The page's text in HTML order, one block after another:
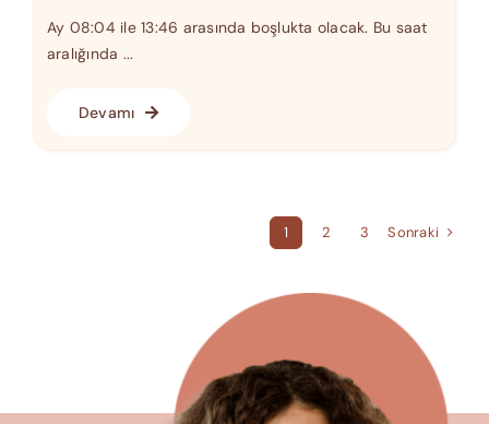
Ay 08:04 ile 13:46 arasında boşlukta olacak. Bu saat
aralığında ...
Devamı
1 2 3 Sonraki